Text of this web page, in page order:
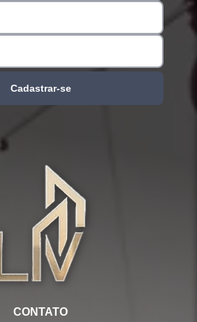
Cadastrar-se
CONTATO